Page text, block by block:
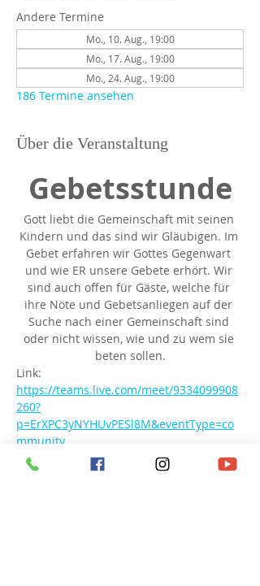
Andere Termine
Mo., 10. Aug., 19:00
Mo., 17. Aug., 19:00
Mo., 24. Aug., 19:00
186 Termine ansehen
Über die Veranstaltung
Gebetsstunde
Gott liebt die Gemeinschaft mit seinen
Kindern und das sind wir Gläubigen. Im
Gebet erfahren wir Gottes Gegenwart
und wie ER unsere Gebete erhört. Wir
sind auch offen für Gäste, welche für
ihre Nöte und Gebetsanliegen auf der
Suche nach einer Gemeinschaft sind
oder nicht wissen, wie und zu wem sie
beten sollen.
Link:
https://teams.live.com/meet/9334099908
260?
p=ErXPC3yNYHUvPESl8M&eventType=co
mmunity
Besprechungs-ID: 933 409 990 826 0